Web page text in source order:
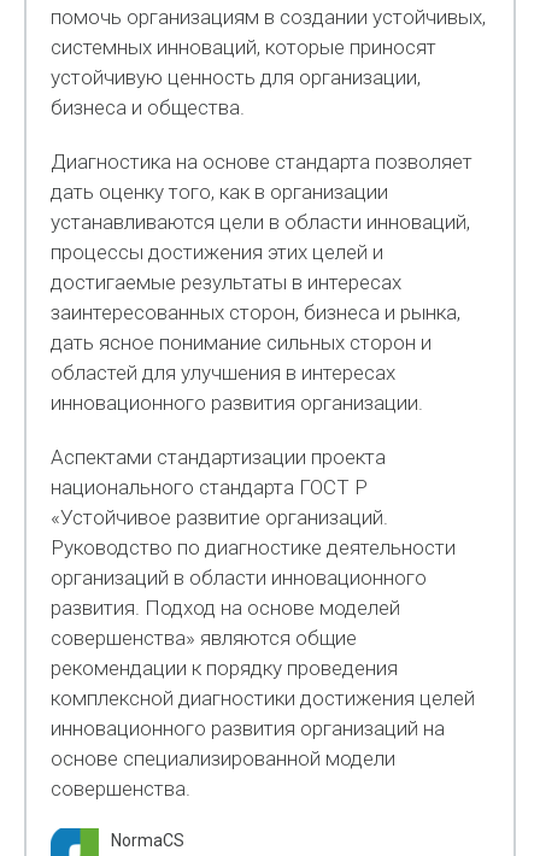
помочь организациям в создании устойчивых,
системных инноваций, которые приносят
устойчивую ценность для организации,
бизнеса и общества.
Диагностика на основе стандарта позволяет
дать оценку того, как в организации
устанавливаются цели в области инноваций,
процессы достижения этих целей и
достигаемые результаты в интересах
заинтересованных сторон, бизнеса и рынка,
дать ясное понимание сильных сторон и
областей для улучшения в интересах
инновационного развития организации.
Аспектами стандартизации проекта
национального стандарта ГОСТ Р
«Устойчивое развитие организаций.
Руководство по диагностике деятельности
организаций в области инновационного
развития. Подход на основе моделей
совершенства» являются общие
рекомендации к порядку проведения
комплексной диагностики достижения целей
инновационного развития организаций на
основе специализированной модели
совершенства.
NormaCS